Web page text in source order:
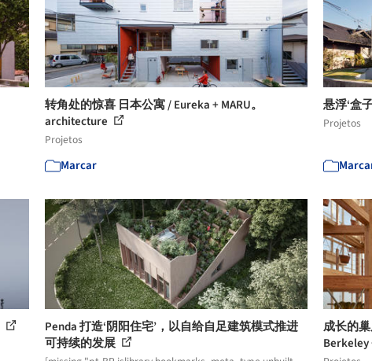
转角处的惊喜 日本公寓 / Eureka + MARU。
architecture
Projetos
Marcar
悬浮‘盒
Projetos
Penda 打造‘阴阳住宅’，以自给自足建筑模式推进
可持续的发展
成长的巢
Berkeley